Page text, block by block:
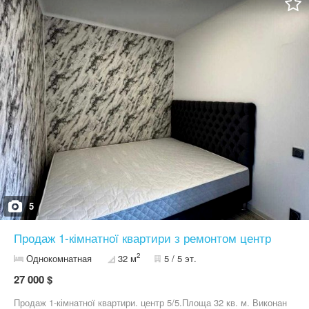
аптеки, трейд парк і т.п. Ціна 25 000 у.о АН ІМПЕРІЯ ПЛЮС
5
Продаж 1-кімнатної квартири з ремонтом центр
Однокомнатная 32 м2 5 / 5 эт.
27 000 $
Продаж 1-кімнатної квартири. центр 5/5.Площа 32 кв. м. Виконан